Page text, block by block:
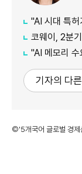
"AI 시대 특허가
코웨이, 2분기
"AI 메모리 수
기자의 다
©'5개국어 글로벌 경제